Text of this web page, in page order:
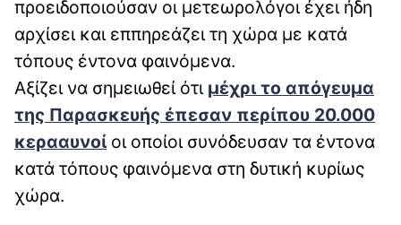
προειδοποιούσαν οι μετεωρολόγοι έχει ήδη
αρχίσει και εππηρεάζει τη χώρα με κατά
τόπους έντονα φαινόμενα.
Αξίζει να σημειωθεί ότι μέχρι το απόγευμα
της Παρασκευής έπεσαν περίπου 20.000
κερααυνοίοι οποίοι συνόδευσαν τα έντονα
κατά τόπους φαινόμενα στη δυτική κυρίως
χώρα.